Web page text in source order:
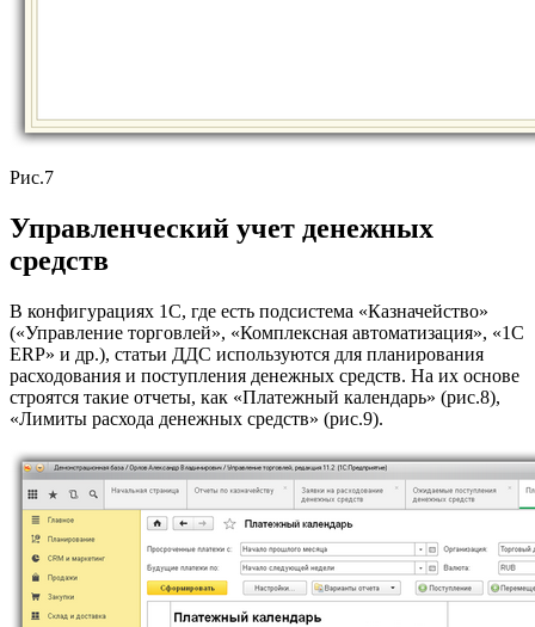
Рис.7
Управленческий учет денежных
средств
В конфигурациях 1С, где есть подсистема «Казначейство»
(«Управление торговлей», «Комплексная автоматизация», «1С
ERP» и др.), статьи ДДС используются для планирования
расходования и поступления денежных средств. На их основе
строятся такие отчеты, как «Платежный календарь» (рис.8),
«Лимиты расхода денежных средств» (рис.9).